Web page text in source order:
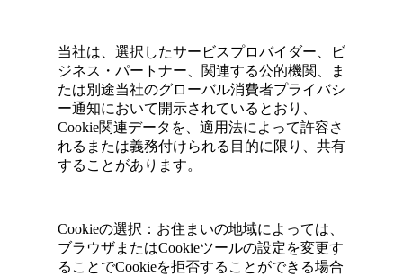
当社は、選択したサービスプロバイダー、ビ
ジネス・パートナー、関連する公的機関、ま
たは別途当社のグローバル消費者プライバシ
ー通知において開示されているとおり、
Cookie関連データを、適用法によって許容さ
れるまたは義務付けられる目的に限り、共有
することがあります。
Cookieの選択：お住まいの地域によっては、
ブラウザまたはCookieツールの設定を変更す
ることでCookieを拒否することができる場合